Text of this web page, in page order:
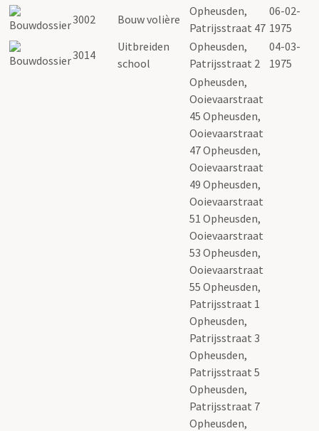
3002
Bouw volière
Opheusden,
Patrijsstraat 47
06-02-
1975
3014
Uitbreiden
school
Opheusden,
Patrijsstraat 2
04-03-
1975
Opheusden,
Ooievaarstraat
45 Opheusden,
Ooievaarstraat
47 Opheusden,
Ooievaarstraat
49 Opheusden,
Ooievaarstraat
51 Opheusden,
Ooievaarstraat
53 Opheusden,
Ooievaarstraat
55 Opheusden,
Patrijsstraat 1
Opheusden,
Patrijsstraat 3
Opheusden,
Patrijsstraat 5
Opheusden,
Patrijsstraat 7
Opheusden,